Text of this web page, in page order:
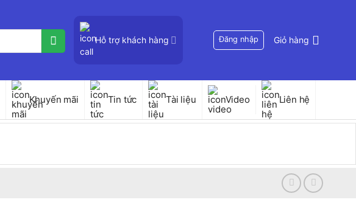
Hỗ trợ khách hàng Đăng nhập Giỏ hàng
Khuyến mãi Tin tức Tài liệu Video Liên hệ